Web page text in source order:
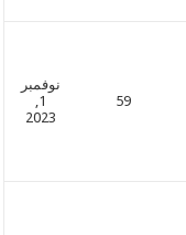
59
نوفمبر
1,
2023